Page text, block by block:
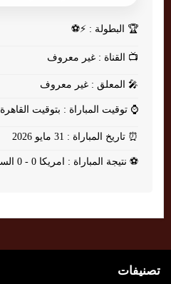
🏆 البطولة : ⚡⚽
📺 القناة : غير معروف
🎤 المعلق : غير معروف
⌚ توقيت المباراة : بتوقيت القاهرة
⏰ تاريخ المباراة : 31 مايو 2026
⚽ نتيجة المباراة : امريكا 0 - 0 السنغال
تصنيفات